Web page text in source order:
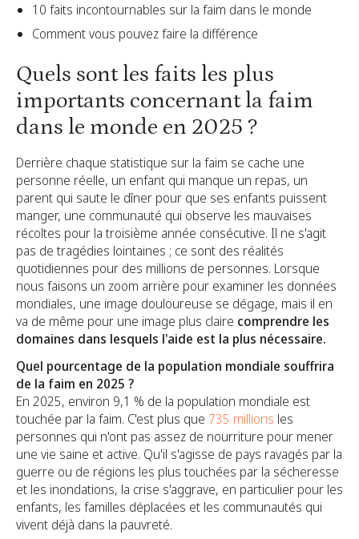
10 faits incontournables sur la faim dans le monde
Comment vous pouvez faire la différence
Quels sont les faits les plus
importants concernant la faim
dans le monde en 2025 ?
Derrière chaque statistique sur la faim se cache une
personne réelle, un enfant qui manque un repas, un
parent qui saute le dîner pour que ses enfants puissent
manger, une communauté qui observe les mauvaises
récoltes pour la troisième année consécutive. Il ne s'agit
pas de tragédies lointaines ; ce sont des réalités
quotidiennes pour des millions de personnes. Lorsque
nous faisons un zoom arrière pour examiner les données
mondiales, une image douloureuse se dégage, mais il en
va de même pour une image plus claire comprendre les
domaines dans lesquels l'aide est la plus nécessaire.
Quel pourcentage de la population mondiale souffrira
de la faim en 2025 ?
En 2025, environ 9,1 % de la population mondiale est
touchée par la faim. C'est plus que 735 millions les
personnes qui n'ont pas assez de nourriture pour mener
une vie saine et active. Qu'il s'agisse de pays ravagés par la
guerre ou de régions les plus touchées par la sécheresse
et les inondations, la crise s'aggrave, en particulier pour les
enfants, les familles déplacées et les communautés qui
vivent déjà dans la pauvreté.